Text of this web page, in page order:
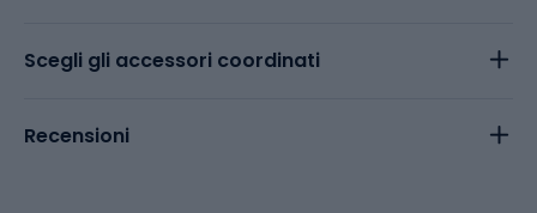
Scegli gli accessori coordinati
Recensioni